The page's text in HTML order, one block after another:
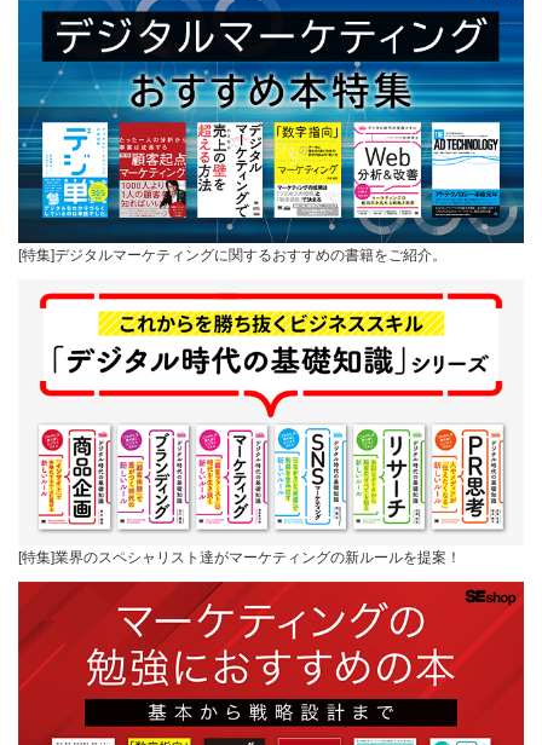
[特集]デジタルマーケティングに関するおすすめの書籍をご紹介。
[特集]業界のスペシャリスト達がマーケティングの新ルールを提案！